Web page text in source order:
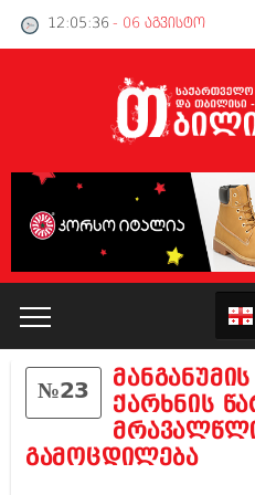
12:05:37 - 06 აგვისტო
კატალოგი
პოლიტიკა
№23
ქარხნის
გამოცდილება